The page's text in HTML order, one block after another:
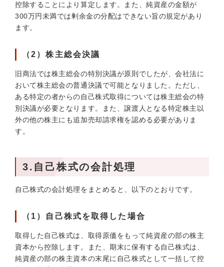
控除することにより算定します。また、純資産の金額が
300万円未満では剰余金の分配はできない旨の規定があり
ます。
（2）株主総会決議
旧商法では株主総会の特別決議が原則でしたが、会社法に
おいて株主総会の普通決議で可能となりました。ただし、
ある特定の者からの自己株式取得については株主総会の特
別決議が必要となります。また、譲渡人となる特定株主以
外の他の株主にも追加売却請求権を認める必要がありま
す。
3.自己株式の会計処理
自己株式の会計処理をまとめると、以下のとおりです。
（1）自己株式を取得した場合
取得した自己株式は、取得原価をもって純資産の部の株主
資本から控除します。また、期末に保有する自己株式は、
純資産の部の株主資本の末尾に自己株式として一括して控